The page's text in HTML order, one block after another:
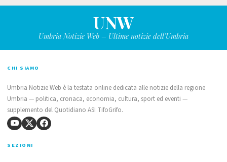
UNW
Umbria Notizie Web – Ultime notizie dell'Umbria
CHI SIAMO
Umbria Notizie Web è la testata online dedicata alle notizie della regione
Umbria — politica, cronaca, economia, cultura, sport ed eventi —
supplemento del Quotidiano ASI TifoGrifo.
SEZIONI